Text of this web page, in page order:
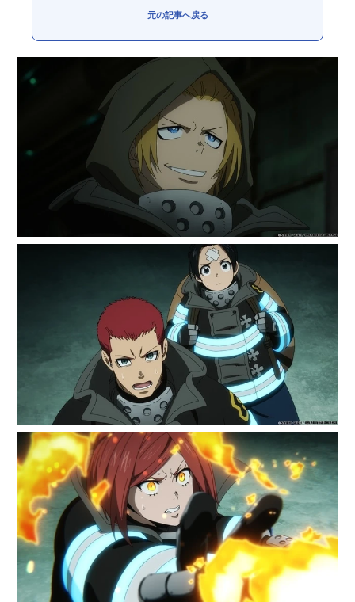
元の記事へ戻る